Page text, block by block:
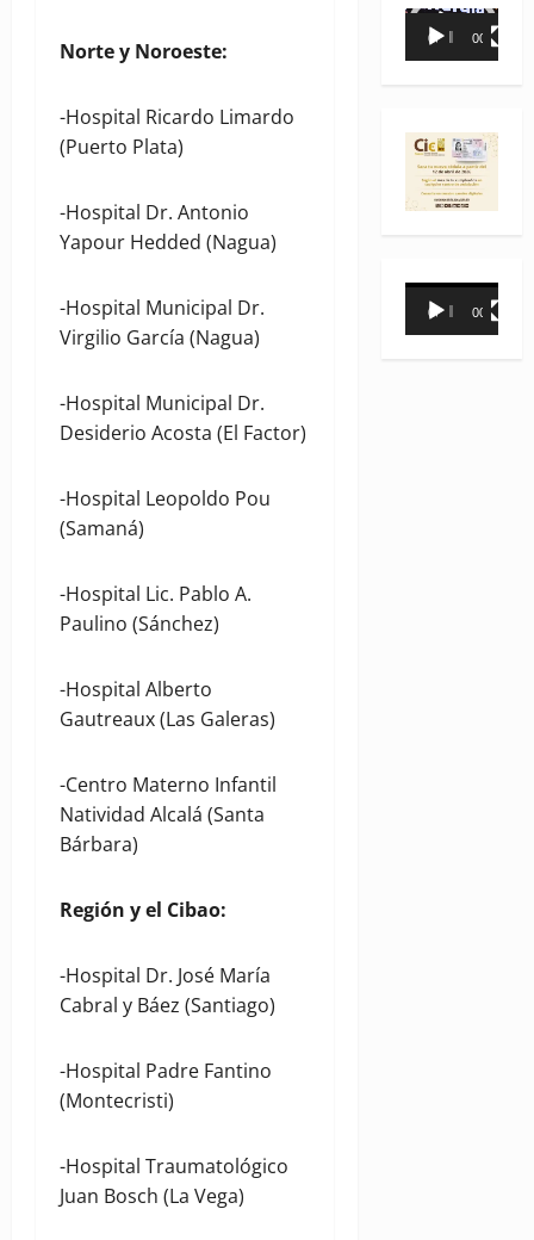
Norte y Noroeste:
-Hospital Ricardo Limardo
(Puerto Plata)
-Hospital Dr. Antonio
Yapour Hedded (Nagua)
-Hospital Municipal Dr.
Virgilio García (Nagua)
-Hospital Municipal Dr.
Desiderio Acosta (El Factor)
-Hospital Leopoldo Pou
(Samaná)
-Hospital Lic. Pablo A.
Paulino (Sánchez)
-Hospital Alberto
Gautreaux (Las Galeras)
-Centro Materno Infantil
Natividad Alcalá (Santa
Bárbara)
Región y el Cibao:
-Hospital Dr. José María
Cabral y Báez (Santiago)
-Hospital Padre Fantino
(Montecristi)
-Hospital Traumatológico
Juan Bosch (La Vega)
Reproductor
00:00 00:35
Reproductor
00:00 00:31